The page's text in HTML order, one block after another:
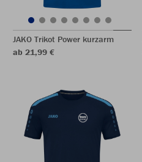
JAKO Trikot Power kurzarm
ab 21,99 €